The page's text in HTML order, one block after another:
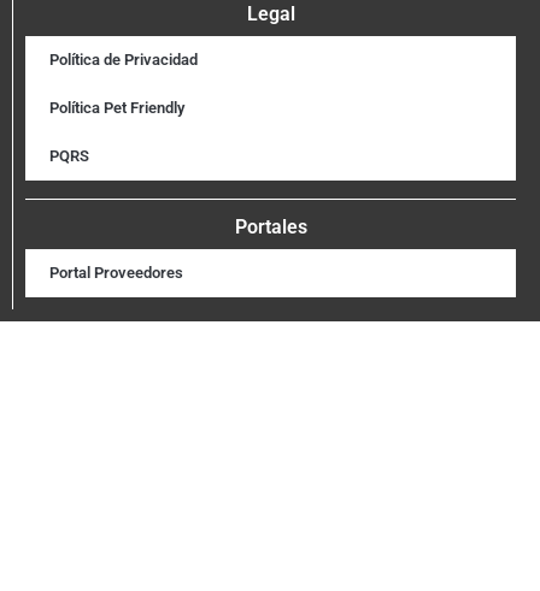
Legal
Política de Privacidad
Política Pet Friendly
PQRS
Portales
Portal Proveedores